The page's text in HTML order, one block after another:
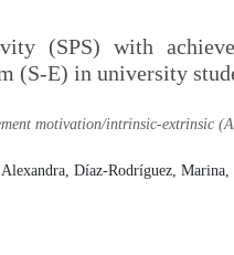
(SPS) with
(S-E) in university
motivation/intrinsic-extrinsic
Díaz-Rodríguez, Marina,